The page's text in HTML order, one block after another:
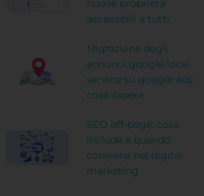
nuove proprietà
accessibili a tutti
Migrazione degli
annunci google local
service su google ads:
cosa sapere
SEO off-page: cosa
include e quando
conviene nel digital
marketing